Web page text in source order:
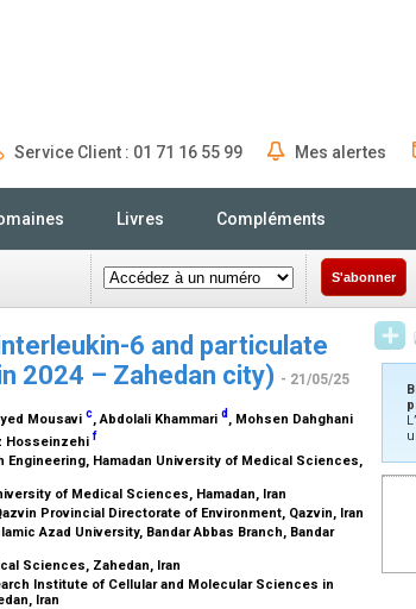
Service Client : 01 71 16 55 99 Mes alertes
Livres Compléments
S'abonner
6 and particulate
2024 – Zahedan city) - 21/05/25
Mousavi c, Abdolali Khammari d , Mohsen Dahghani
Hosseinzehi f
Hamadan University of Medical Sciences,
of Medical Sciences, Hamadan, Iran
Provincial Directorate of Environment, Qazvin, Iran
Azad University, Bandar Abbas Branch, Bandar
Sciences, Zahedan, Iran
Institute of Cellular and Molecular Sciences in
Iran